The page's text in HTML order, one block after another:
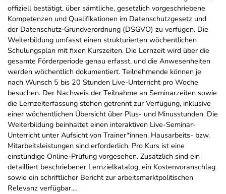
offiziell bestätigt, über sämtliche, gesetzlich vorgeschriebene
Kompetenzen und Qualifikationen im Datenschutzgesetz und
der Datenschutz-Grundverordnung (DSGVO) zu verfügen. Die
Weiterbildung umfasst einen strukturierten wöchentlichen
Schulungsplan mit fixen Kurszeiten. Die Lernzeit wird über die
gesamte Förderperiode genau erfasst, und die Anwesenheiten
werden wöchentlich dokumentiert. Teilnehmende können je
nach Wunsch 5 bis 20 Stunden Live-Unterricht pro Woche
besuchen. Der Nachweis der Teilnahme an Seminarzeiten sowie
die Lernzeiterfassung stehen getrennt zur Verfügung, inklusive
einer wöchentlichen Übersicht über Plus- und Minusstunden. Die
Weiterbildung beinhaltet einen interaktiven Live-Seminar-
Unterricht unter Aufsicht von Trainer*innen. Hausarbeits- bzw.
Mitarbeitsleistungen sind erforderlich. Pro Kurs ist eine
einstündige Online-Prüfung vorgesehen. Zusätzlich sind ein
detailliert beschriebener Lernzielkatalog, ein Kostenvoranschlag
sowie ein schriftlicher Bericht zur arbeitsmarktpolitischen
Relevanz verfügbar.…